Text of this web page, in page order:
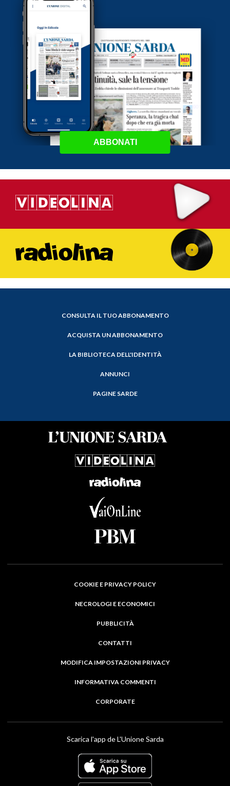
ABBONATI
CONSULTA IL TUO ABBONAMENTO
ACQUISTA UN ABBONAMENTO
LA BIBLIOTECA DELL'IDENTITÀ
ANNUNCI
PAGINE SARDE
COOKIE E PRIVACY POLICY
NECROLOGI E ECONOMICI
PUBBLICITÀ
CONTATTI
MODIFICA IMPOSTAZIONI PRIVACY
INFORMATIVA COMMENTI
CORPORATE
Scarica l'app de L'Unione Sarda